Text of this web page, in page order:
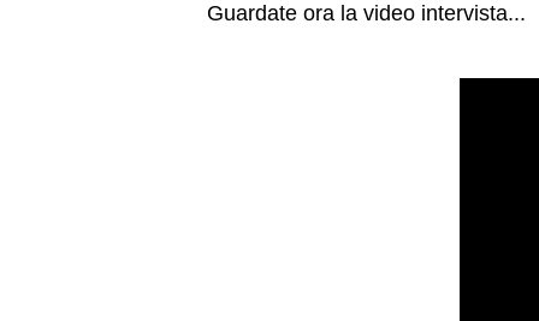
Guardate ora la video intervista...